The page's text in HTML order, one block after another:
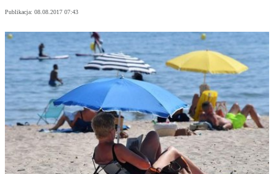
Publikacja: 08.08.2017 07:43